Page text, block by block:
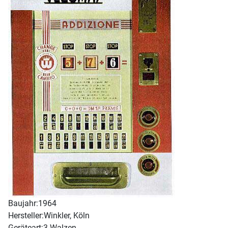
Baujahr:1964
Hersteller:Winkler, Köln